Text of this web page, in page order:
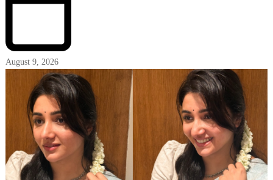
August 9, 2026